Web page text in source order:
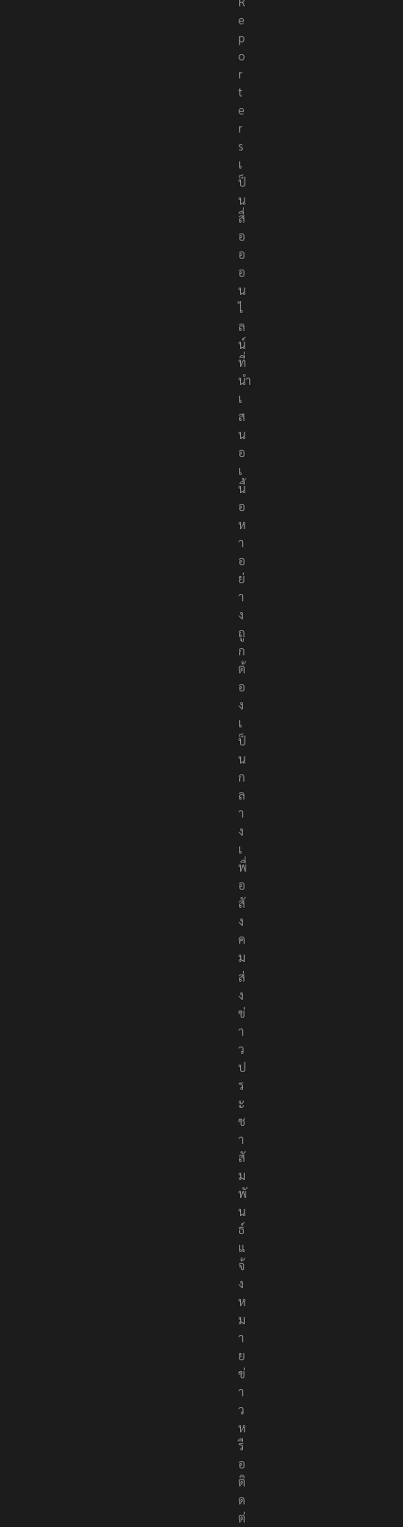
e
p
o
r
t
e
r
s
เ
ป็
น
สื่
อ
อ
อ
น
ไ
ล
น์
ที่
นำ
เ
ส
น
อ
เ
นื้
อ
ห
า
อ
ย่
า
ง
ถู
ก
ต้
อ
ง
เ
ป็
น
ก
ล
า
ง
เ
พื่
อ
สั
ง
ค
ม
ส่
ง
ข่
า
ว
ป
ร
ะ
ช
า
สั
ม
พั
น
ธ์
แ
จ้
ง
ห
ม
า
ย
ข่
า
ว
ห
รื
อ
ติ
ด
ต่